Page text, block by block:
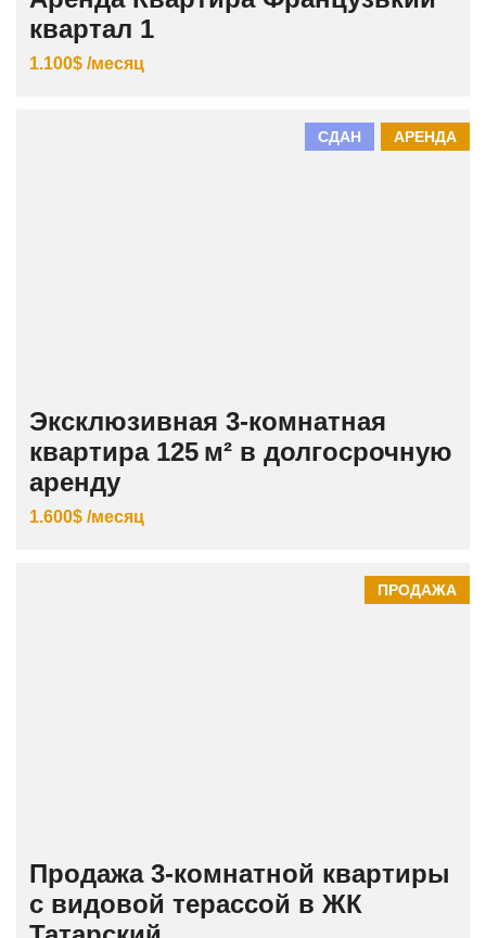
квартал 1
1.100$ /месяц
АРЕНДА
СДАН
Эксклюзивная 3‑комнатная
квартира 125 м² в долгосрочную
аренду
1.600$ /месяц
ПРОДАЖА
Продажа 3‑комнатной квартиры
с видовой терассой в ЖК